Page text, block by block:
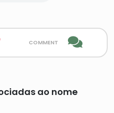
comment
ao nome